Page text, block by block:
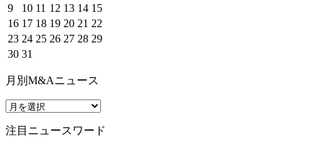
9
10 11 12 13 14 15
16 17 18 19 20 21 22
23 24 25 26 27 28 29
30 31
月別M&Aニュース
注目ニュースワード